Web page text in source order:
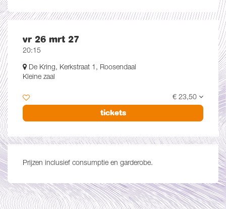
vr 26 mrt 27
20:15
De Kring, Kerkstraat 1, Roosendaal
Kleine zaal
€ 23,50
tickets
Prijzen inclusief consumptie en garderobe.